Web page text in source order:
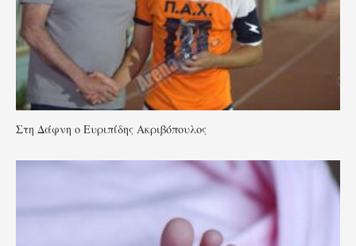
Στη Δάφνη ο Ευριπίδης Ακριβόπουλος